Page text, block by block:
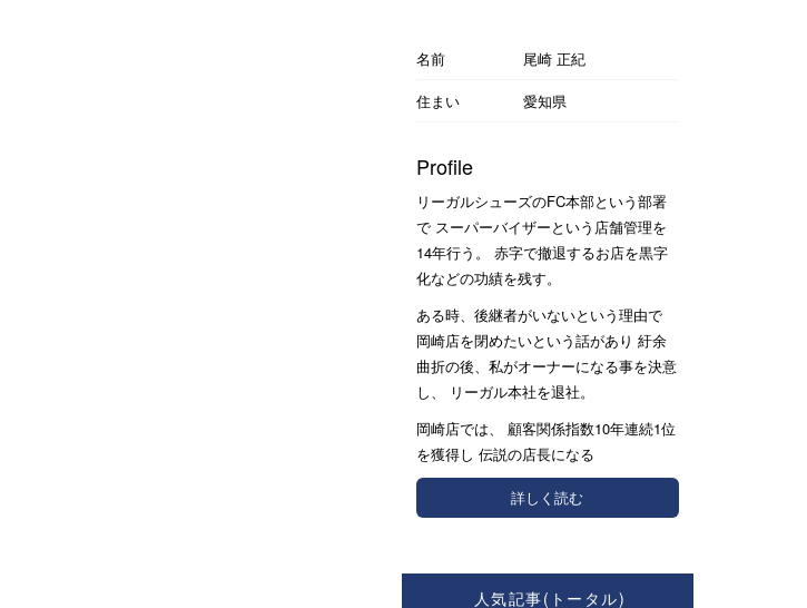
名前
尾崎 正紀
住まい
愛知県
Profile
リーガルシューズのFC本部という部署
で スーパーバイザーという店舗管理を
14年行う。 赤字で撤退するお店を黒字
化などの功績を残す。
ある時、後継者がいないという理由で
岡崎店を閉めたいという話があり 紆余
曲折の後、私がオーナーになる事を決意
し、 リーガル本社を退社。
岡崎店では、 顧客関係指数10年連続1位
を獲得し 伝説の店長になる
詳しく読む
人気記事(トータル)